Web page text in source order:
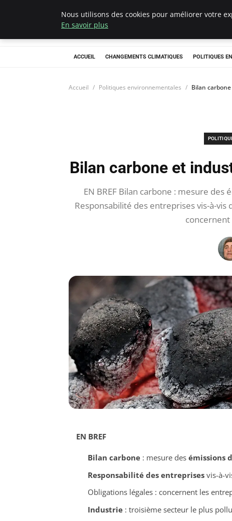
ACCUEIL CHANGEMENTS CLIMATIQUES POLITIQUES
Accueil Politiques environnementales Bilan
Bilan carbone et
EN BREF Bilan carbone : mesure
Responsabilité des entreprises vis-à-
EN BREF
Bilan carbone: mesure des émissions
Responsabilité des entreprisesvis-à-
Obligations légales : concernent les
Industrie: troisième secteur le plus
Nous utilisons des cookies pour améliorer votre
En savoir plus